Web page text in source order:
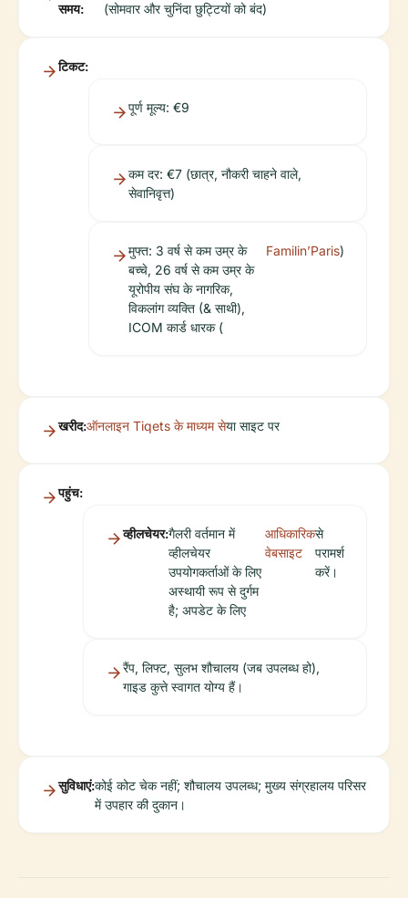
समय:
(सोमवार और चुनिंदा छुट्टियों को बंद)
टिकट:
पूर्ण मूल्य: €9
कम दर: €7 (छात्र, नौकरी चाहने वाले,
सेवानिवृत्त)
मुफ्त: 3 वर्ष से कम उम्र के
बच्चे, 26 वर्ष से कम उम्र के
यूरोपीय संघ के नागरिक,
विकलांग व्यक्ति (& साथी),
ICOM कार्ड धारक (
Familin’Paris)
खरीद:ऑनलाइन Tiqets के माध्यम सेया साइट पर
पहुंच:
व्हीलचेयर:गैलरी वर्तमान में
व्हीलचेयर
उपयोगकर्ताओं के लिए
अस्थायी रूप से दुर्गम
है; अपडेट के लिए
आधिकारिक
वेबसाइट
से
परामर्श
करें।
रैंप, लिफ्ट, सुलभ शौचालय (जब उपलब्ध हो),
गाइड कुत्ते स्वागत योग्य हैं।
सुविधाएं:कोई कोट चेक नहीं; शौचालय उपलब्ध; मुख्य संग्रहालय परिसर
में उपहार की दुकान।